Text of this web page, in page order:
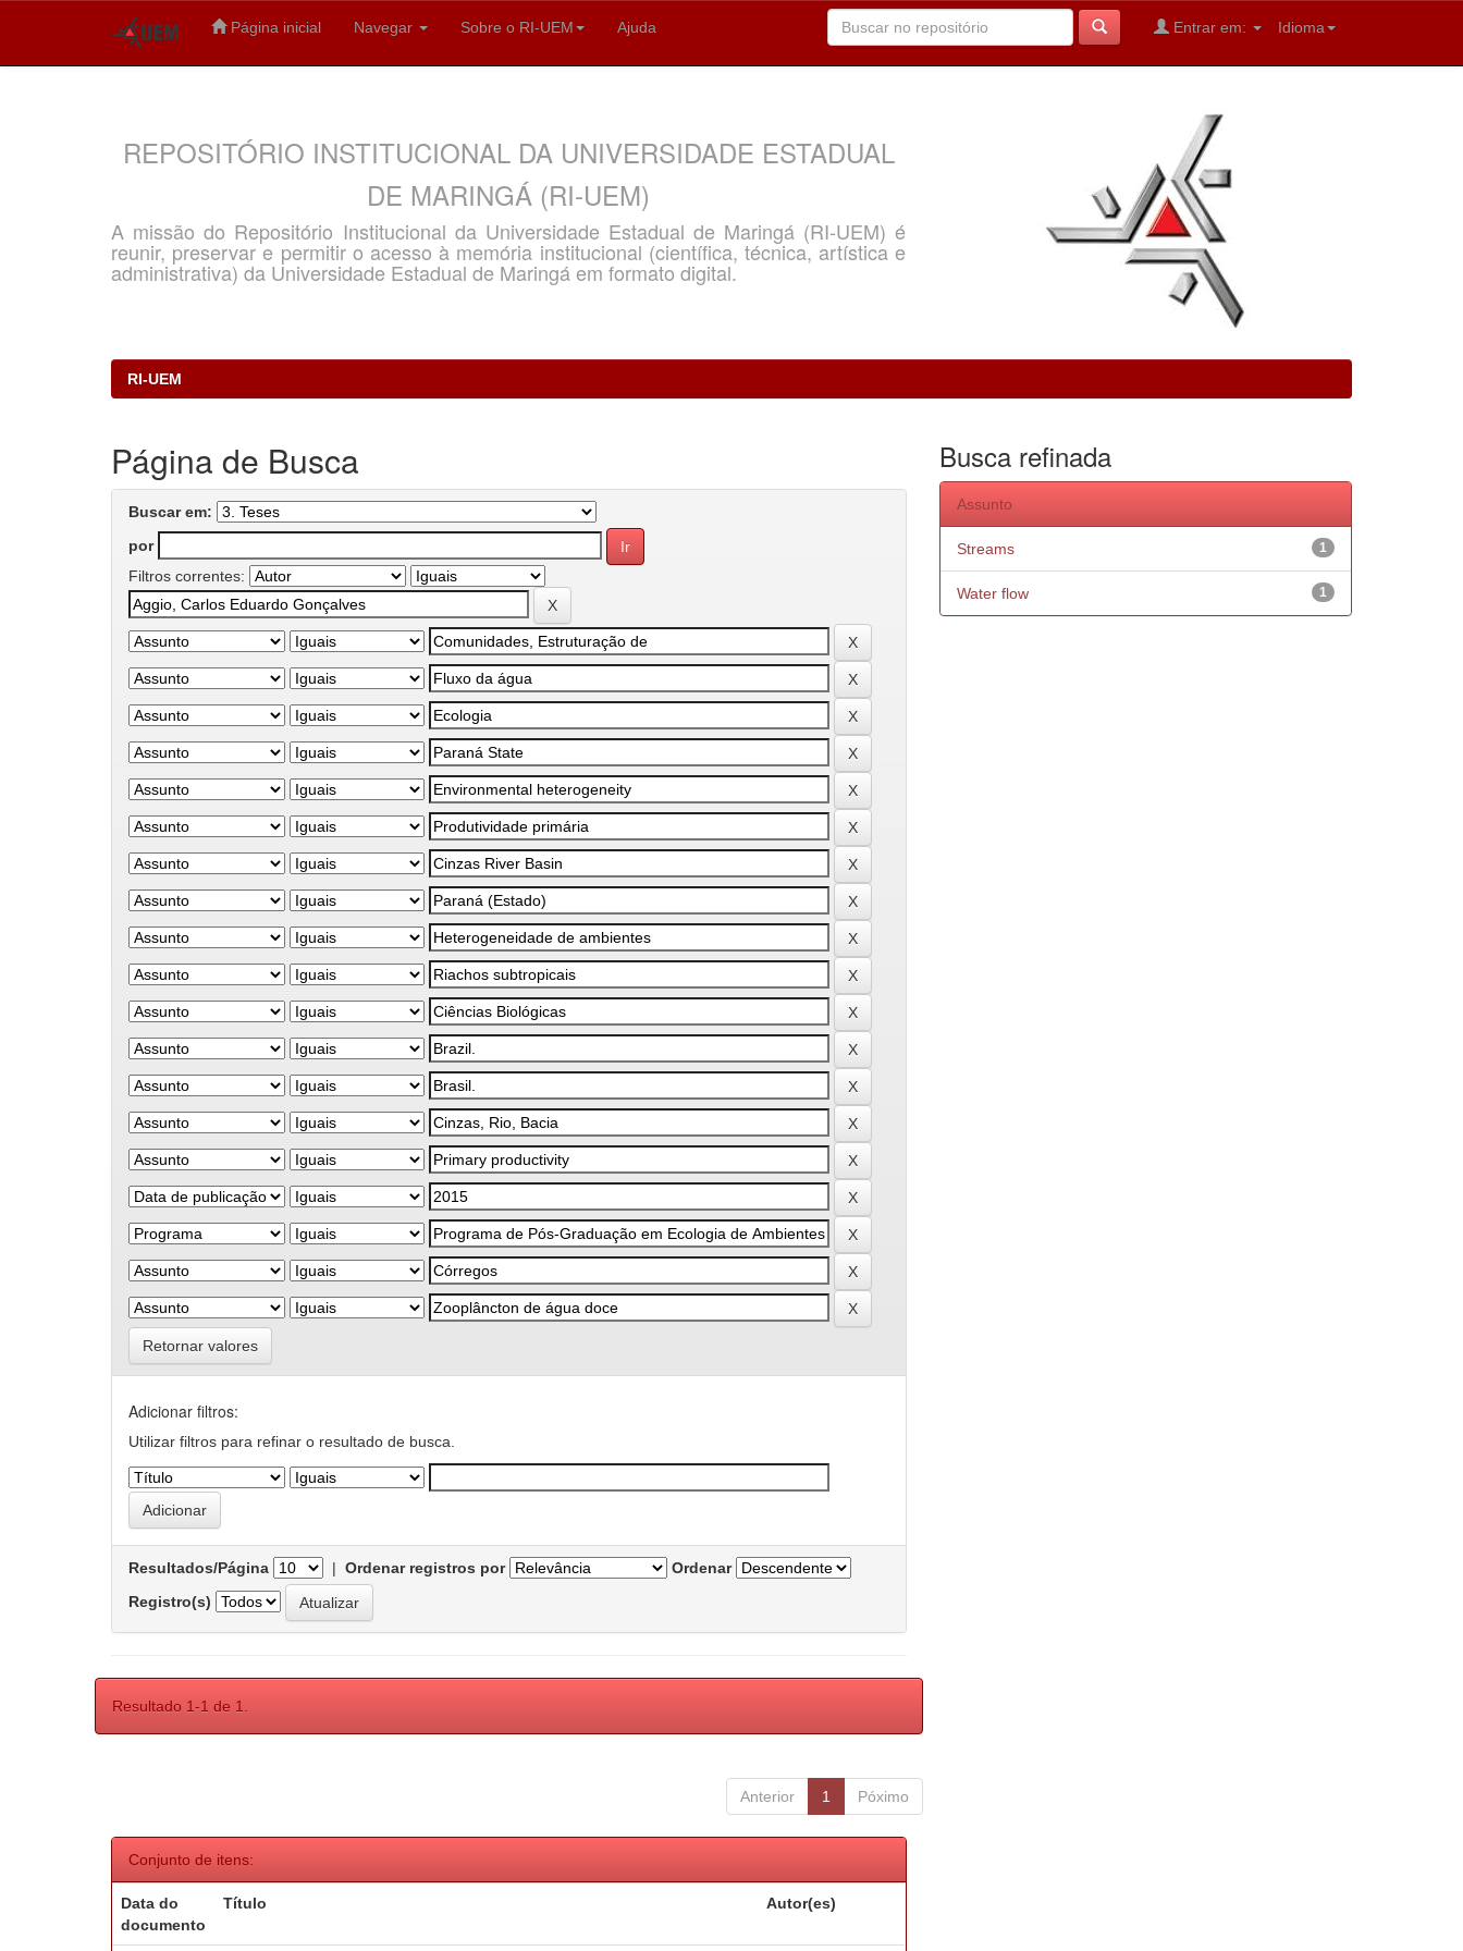
Página inicial Navegar Sobre o RI-UEM Ajuda Idioma
Entrar em:
REPOSITÓRIO INSTITUCIONAL DA UNIVERSIDADE ESTADUAL
DE MARINGÁ (RI-UEM)
A missão do Repositório Institucional da Universidade Estadual de Maringá (RI-UEM) é
reunir, preservar e permitir o acesso à memória institucional (científica, técnica, artística e
administrativa) da Universidade Estadual de Maringá em formato digital.
RI-UEM
Página de Busca
Buscar em:
por
Filtros correntes:
Retornar valores
Adicionar filtros:
Utilizar filtros para refinar o resultado de busca.
Resultados/Página | Ordenar registros por
Ordenar
Registro(s)
Resultado 1-1 de 1.
Anterior 1 Póximo
Conjunto de itens:
Data do
documento
Título Autor(es)
Busca refinada
Assunto
1
Streams
1
Water flow